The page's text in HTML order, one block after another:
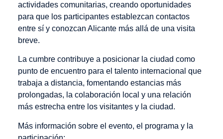
actividades comunitarias, creando oportunidades
para que los participantes establezcan contactos
entre sí y conozcan Alicante más allá de una visita
breve.
La cumbre contribuye a posicionar la ciudad como
punto de encuentro para el talento internacional que
trabaja a distancia, fomentando estancias más
prolongadas, la colaboración local y una relación
más estrecha entre los visitantes y la ciudad.
Más información sobre el evento, el programa y la